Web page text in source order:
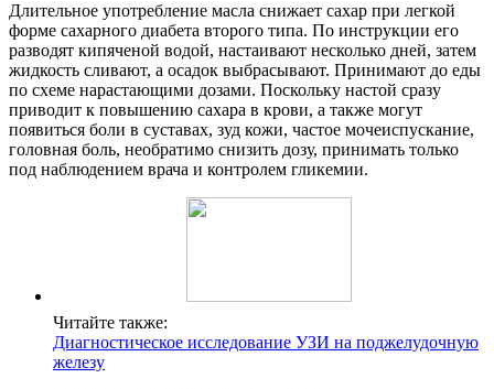
Длительное употребление масла снижает сахар при легкой
форме сахарного диабета второго типа. По инструкции его
разводят кипяченой водой, настаивают несколько дней, затем
жидкость сливают, а осадок выбрасывают. Принимают до еды
по схеме нарастающими дозами. Поскольку настой сразу
приводит к повышению сахара в крови, а также могут
появиться боли в суставах, зуд кожи, частое мочеиспускание,
головная боль, необратимо снизить дозу, принимать только
под наблюдением врача и контролем гликемии.
Читайте также:
Диагностическое исследование УЗИ на поджелудочную
железу